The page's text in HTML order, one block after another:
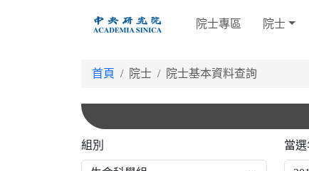
院士專區 院士
首頁 院士 院士基本資料查詢
組別 當